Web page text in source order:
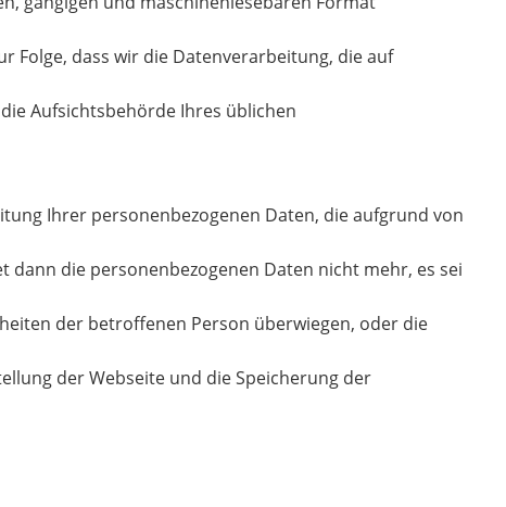
Folge, dass wir die Datenverarbeitung, die auf
Aufsichtsbehörde Ihres üblichen
Ihrer personenbezogenen Daten, die aufgrund von
dann die personenbezogenen Daten nicht mehr, es sei
der betroffenen Person überwiegen, oder die
der Webseite und die Speicherung der